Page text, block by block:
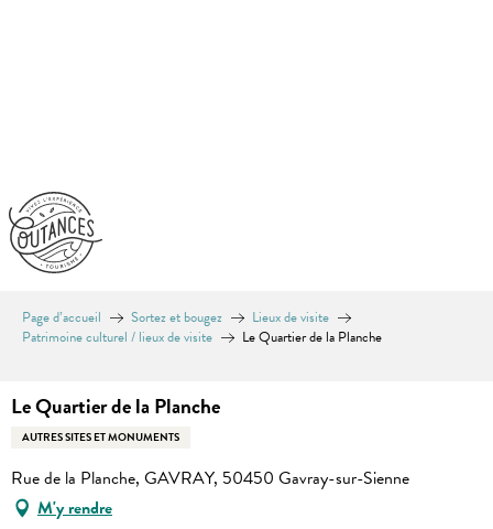
Page d’accueil Sortez et bougez
Lieux de visite
Patrimoine culturel / lieux de visite
Le Quartier de la Planche
Le Quartier de la Planche
AUTRES SITES ET MONUMENTS
Rue de la Planche, GAVRAY, 50450 Gavray-sur-Sienne
M'y rendre